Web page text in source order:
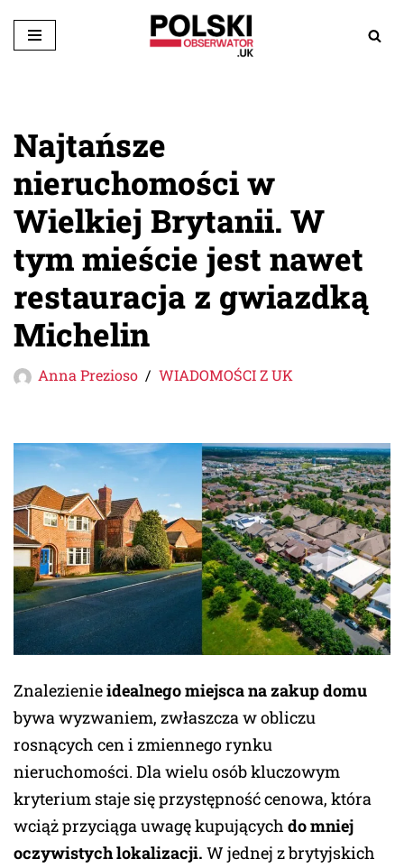
Przejdź
Najtańsze
nieruchomości w
Wielkiej Brytanii. W
tym mieście jest nawet
restauracja z gwiazdką
Michelin
Anna Prezioso WIADOMOŚCI Z UK
Znalezienieidealnego miejsca na zakup domu
bywa wyzwaniem, zwłaszcza w obliczu
rosnących cen i zmiennego rynku
nieruchomości. Dla wielu osób kluczowym
kryterium staje się przystępność cenowa, która
wciąż przyciąga uwagę kupujących do mniej
oczywistych lokalizacji. W jednej z brytyjskich